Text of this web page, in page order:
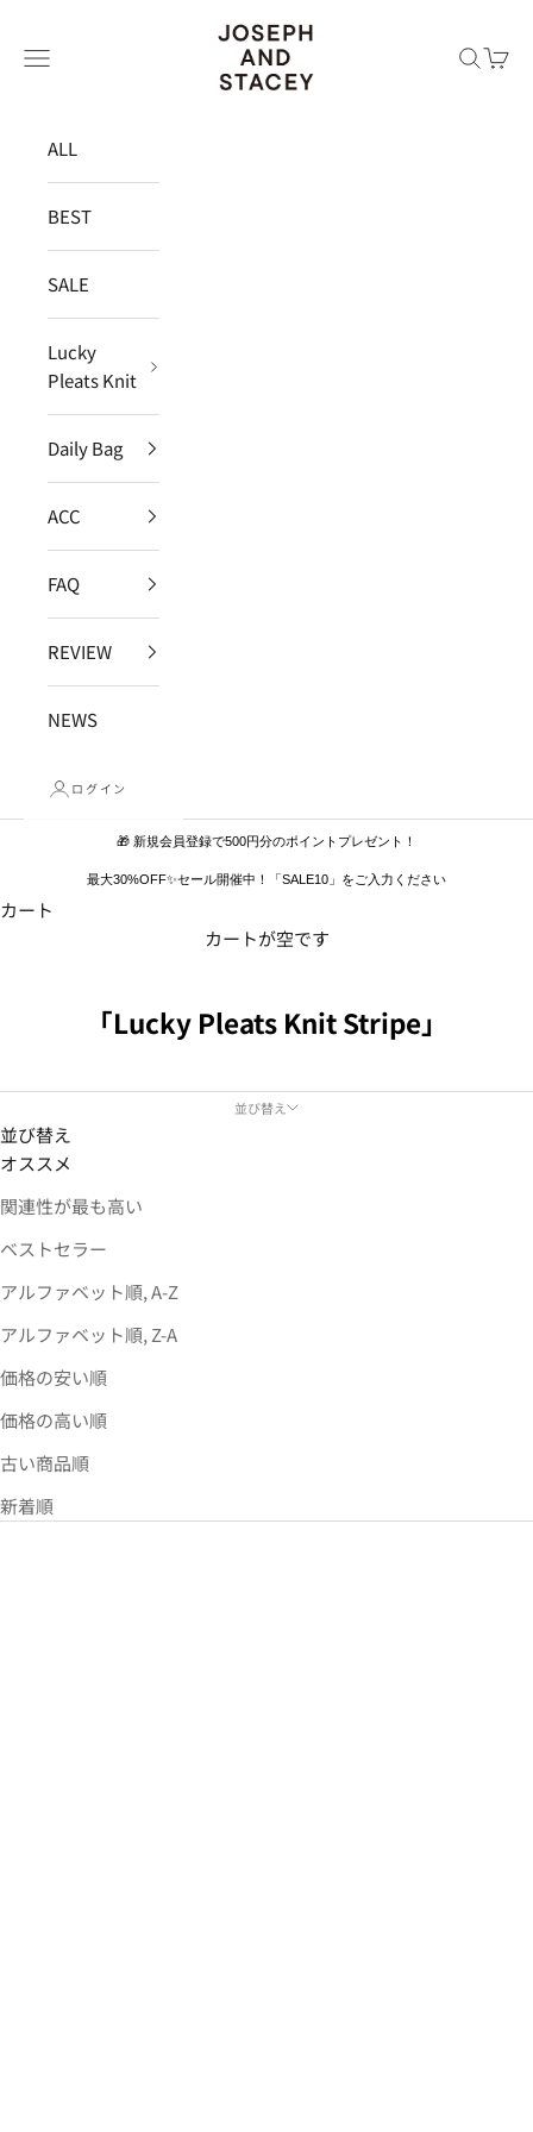
JOSEPH AND STACEY JAPAN
メニュー
検索カー
ALL
BEST
SALE
Lucky
Pleats Knit
Daily Bag
ACC
FAQ
REVIEW
NEWS
ログイン
🎁 新規会員登録で500円分のポイントプレゼント！
最大30%OFF✨セール開催中！「SALE10」をご入力ください
カート
カートが空です
「Lucky Pleats Knit Stripe」
並び替え
並び替え
オススメ
関連性が最も高い
ベストセラー
アルファベット順, A-Z
アルファベット順, Z-A
価格の安い順
価格の高い順
古い商品順
新着順